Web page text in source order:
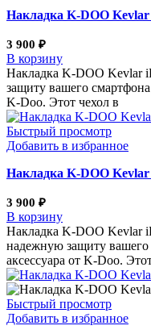
Накладка K-DOO Kevlar
3 900 ₽
В корзину
Накладка K-DOO Kevlar
защиту вашего
K-Doo. Этот чехол в
Быстрый просмотр
Добавить в избранное
Накладка K-DOO
3 900 ₽
В корзину
Накладка K-DOO Kevlar
надежную защиту
аксессуара от K-Doo.
Быстрый просмотр
Добавить в избранное